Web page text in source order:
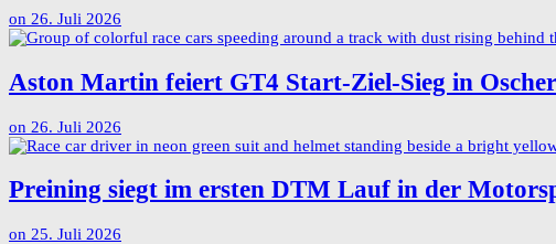
on 26. Juli 2026
Aston Martin feiert GT4 Start-Ziel-Sieg in
on 26. Juli 2026
Preining siegt im ersten DTM Lauf in der
on 25. Juli 2026